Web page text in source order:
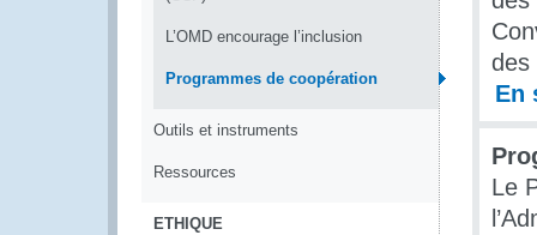
L’OMD encourage l’inclusion
Programmes de coopération
Outils et instruments
Ressources
ETHIQUE
des
En
Le